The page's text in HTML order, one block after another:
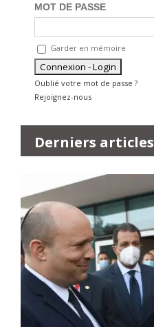
MOT DE PASSE
Garder en mémoire
Oublié votre mot de passe ?
Rejoignez-nous
Derniers articles